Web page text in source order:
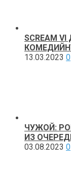
SCREAM
13.03.2023 0
ЧУЖОЙ:
ИЗ
03.08.2023 0